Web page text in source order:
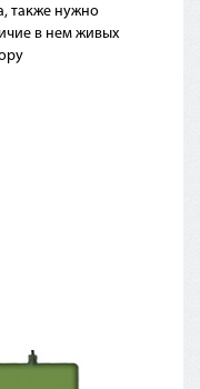
также нужно
в нем живых